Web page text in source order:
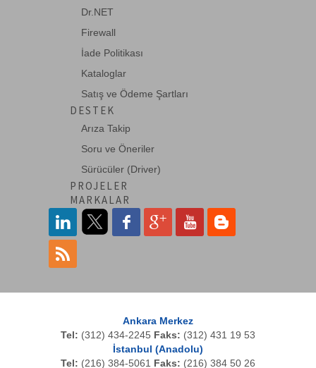
Dr.NET
Firewall
İade Politikası
Kataloglar
Satış ve Ödeme Şartları
DESTEK
Arıza Takip
Soru ve Öneriler
Sürücüler (Driver)
PROJELER
MARKALAR
Ankara Merkez
Tel: (312) 434-2245 Faks: (312) 431 19 53
İstanbul (Anadolu)
Tel: (216) 384-5061 Faks: (216) 384 50 26